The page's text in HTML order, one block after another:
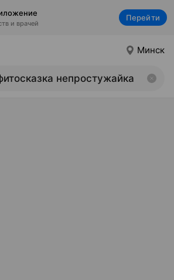
и врачей
Перейти
Минск